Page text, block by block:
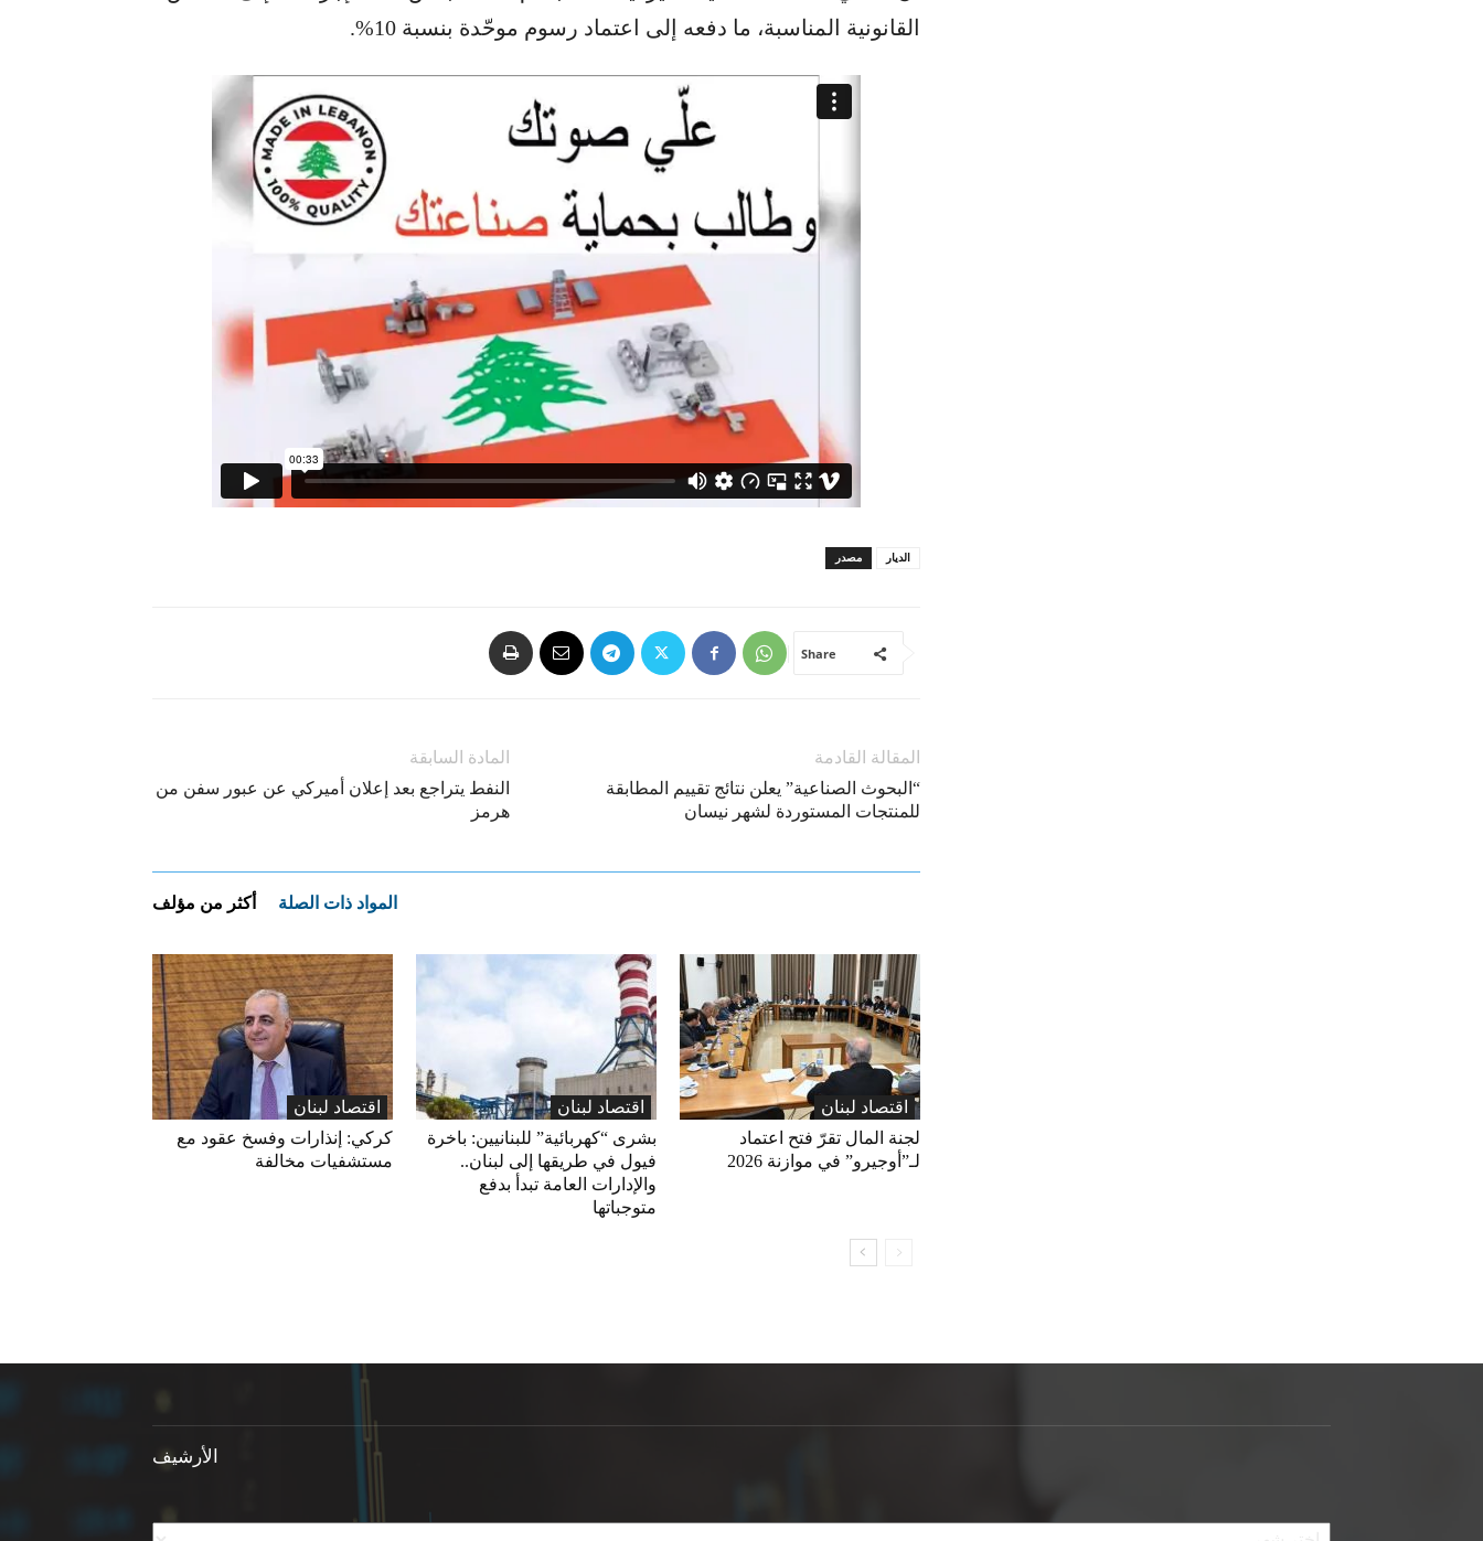
القانونية المناسبة، ما دفعه إلى اعتماد رسوم موحّدة بنسبة 10%.
مصدر الديار
Share
المادة السابقة
النفط يتراجع بعد إعلان أميركي عن عبور سفن من
هرمز
المقالة القادمة
“البحوث الصناعية” يعلن نتائج تقييم المطابقة
للمنتجات المستوردة لشهر نيسان
المواد ذات الصلة أكثر من مؤلف
اقتصاد لبنان
كركي: إنذارات وفسخ عقود مع
مستشفيات مخالفة
اقتصاد لبنان
بشرى “كهربائية” للبنانيين: باخرة
فيول في طريقها إلى لبنان..
والإدارات العامة تبدأ بدفع
متوجباتها
اقتصاد لبنان
لجنة المال تقرّ فتح اعتماد
لـ”أوجيرو” في موازنة 2026
الأرشيف
الأرشيف